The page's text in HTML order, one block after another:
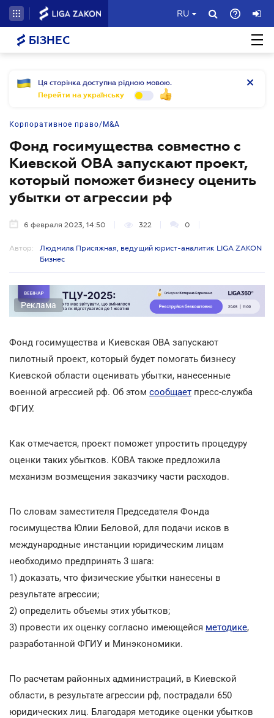
RU
БІЗНЕС
Ця сторінка доступна рідною мовою.
Перейти на українську
Корпоративное право/M&A
Фонд госимущества совместно с
Киевской ОВА запускают проект,
который поможет бизнесу оценить
убытки от агрессии рф
6 февраля 2023, 14:50 322 0
Автор:
Людмила Присяжная, ведущий юрист-аналитик LIGA ZAKON
Бизнес
Реклама
Фонд госимущества и Киевская ОВА запускают
пилотный проект, который будет помогать бизнесу
Киевской области оценивать убытки, нанесенные
военной агрессией рф. Об этом сообщает пресс-служба
ФГИУ.
Как отмечается, проект поможет упростить процедуру
оценки таких убытков. КОВА также предложила
механизм возмещения заказчику части расходов.
По словам заместителя Председателя Фонда
госимущества Юлии Беловой, для подачи исков в
международные инстанции юридическим лицам
необходимо предпринять 3 шага:
1) доказать, что физические убытки нанесены в
результате агрессии;
2) определить объемы этих убытков;
3) провести их оценку согласно имеющейся методике,
разработанной ФГИУ и Минэкономики.
По расчетам районных администраций, в Киевской
области, в результате агрессии рф, пострадали 650
юридических лиц. Благодаря методике оценки убытков